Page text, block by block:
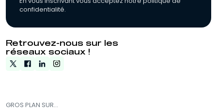
confidentialité.
Retrouvez-nous sur les
réseaux sociaux !
GROS PLAN SUR...